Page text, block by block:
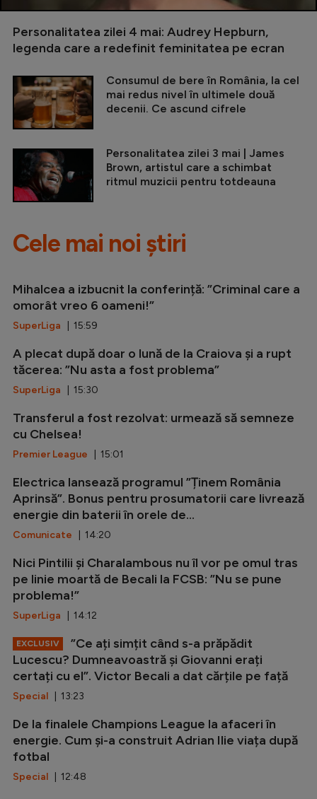
Personalitatea zilei 4 mai: Audrey Hepburn,
legenda care a redefinit feminitatea pe ecran
Consumul de bere în România, la cel
mai redus nivel în ultimele două
decenii. Ce ascund cifrele
Personalitatea zilei 3 mai | James
Brown, artistul care a schimbat
ritmul muzicii pentru totdeauna
Cele mai noi știri
Mihalcea a izbucnit la conferință: ”Criminal care a
omorât vreo 6 oameni!”
SuperLiga | 15:59
A plecat după doar o lună de la Craiova și a rupt
tăcerea: ”Nu asta a fost problema”
SuperLiga | 15:30
Transferul a fost rezolvat: urmează să semneze
cu Chelsea!
Premier League | 15:01
Electrica lansează programul ”Ținem România
Aprinsă”. Bonus pentru prosumatorii care livrează
energie din baterii în orele de...
Comunicate | 14:20
Nici Pintilii și Charalambous nu îl vor pe omul tras
pe linie moartă de Becali la FCSB: ”Nu se pune
problema!”
SuperLiga | 14:12
EXCLUSIV
”Ce ați simțit când s-a prăpădit
Lucescu? Dumneavoastră și Giovanni erați
certați cu el”. Victor Becali a dat cărțile pe față
Special | 13:23
De la finalele Champions League la afaceri în
energie. Cum și-a construit Adrian Ilie viața după
fotbal
Special | 12:48